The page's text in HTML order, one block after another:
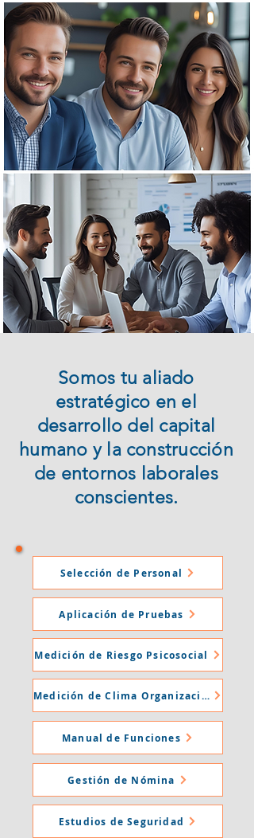
procesos y
servicios dirigidos al área
de RRHH, enfocados en fortalecer la
relación con su principal recurso.
Somos tu aliado
estratégico en el
desarrollo del capital
humano y la construcción
de entornos laborales
conscientes.
Selección de Personal
Aplicación de Pruebas
Medición de Riesgo Psicosocial
Medición de Clima Organizacional
Manual de Funciones
Gestión de Nómina
Estudios de Seguridad